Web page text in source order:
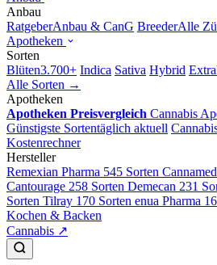
Anbau
RatgeberAnbau & CanG BreederAlle
Apotheken
Sorten
Blüten3.700+ Indica Sativa Hybrid
Alle Sorten →
Apotheken
Apotheken Preisvergleich Cannabis
Günstigste Sortentäglich aktuell
Kostenrechner
Hersteller
Remexian Pharma 545 Sorten
Cantourage 258 Sorten Demecan 231
Sorten Tilray 170 Sorten enua Pharma
Kochen & Backen
Cannabis ↗